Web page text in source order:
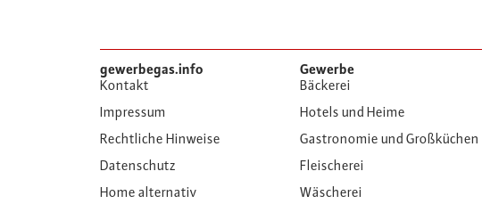
gewerbegas.info
Kontakt
Impressum
Rechtliche Hinweise
Datenschutz
Home alternativ
Gewerbe
Bäckerei
Hotels und Heime
Gastronomie und Großküchen
Fleischerei
Wäscherei